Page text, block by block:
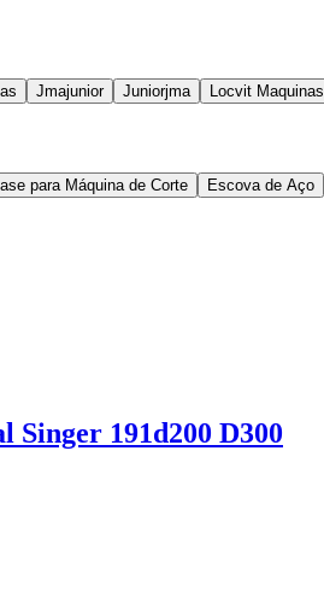
Jmajunior Juniorjma Locvit Maquinas
para Máquina de Corte Escova de Aço
Singer 191d200 D300